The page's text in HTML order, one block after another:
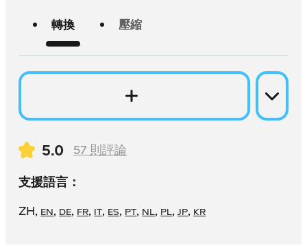
轉換 壓縮
5.0 57 則評論
支援語言：
ZH, EN, DE, FR, IT, ES, PT, NL, PL,JP, KR